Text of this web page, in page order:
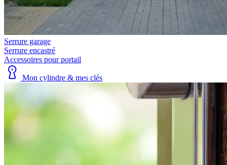
Serrure garage
Serrure encastré
Accessoires pour portail
Mon cylindre & mes clés